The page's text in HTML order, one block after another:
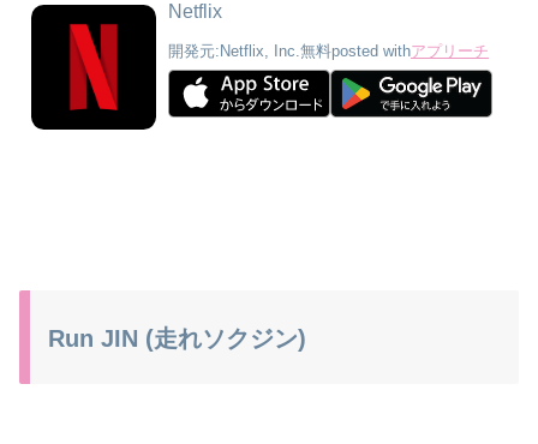
Netflix
開発元: Netflix, Inc.無料posted withアプリーチ
Run JIN (走れソクジン)